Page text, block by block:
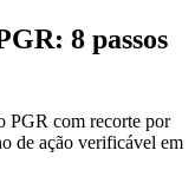
8 passos
PGR com recorte por
de ação verificável em